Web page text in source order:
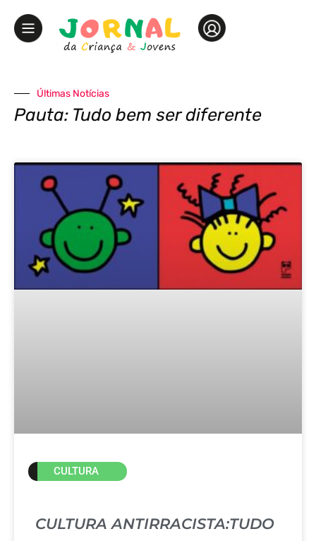
Últimas Notícias
Pauta: Tudo bem ser diferente
CULTURA
CULTURA ANTIRRACISTA:TUDO